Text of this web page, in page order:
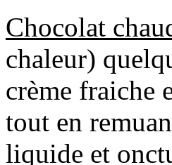
Chocolat
chaleur)
crème fraiche
tout en
liquide et